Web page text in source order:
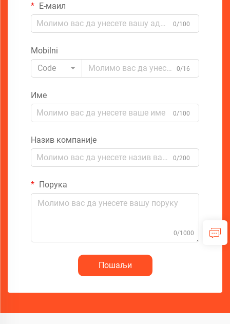
Е-маил
0/100
Mobilni
Code
0/16
Име
0/100
Назив компаније
0/200
Порука
0/1000
Пошаљи